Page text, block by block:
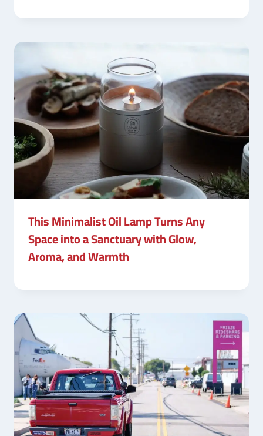
This Minimalist Oil Lamp Turns Any
Space into a Sanctuary with Glow,
Aroma, and Warmth